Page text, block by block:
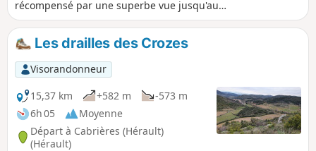
susceptible d'être interdite en fonction
du niveau de risque des incendies.
Pensez à consulter la carte.
récompensé par une superbe vue jusqu'aux
Pyrénées par temps dégagé. La progression
sur les crêtes demande un peu d'attention
mais sans passage vertigineux. Le reste du
parcours est sans difficulté.
Les drailles des Crozes
Visorandonneur
15,37 km
+582 m
-573 m
6h 05
Moyenne
Départ à Cabrières (Hérault)
(Hérault)